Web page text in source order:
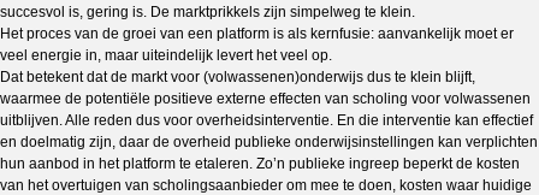
succesvol is, gering is. De marktprikkels zijn simpelweg te klein.
Het proces van de groei van een platform is als kernfusie: aanvankelijk moet er
veel energie in, maar uiteindelijk levert het veel op.
Dat betekent dat de markt voor (volwassenen)onderwijs dus te klein blijft,
waarmee de potentiële positieve externe effecten van scholing voor volwassenen
uitblijven. Alle reden dus voor overheidsinterventie. En die interventie kan effectief
en doelmatig zijn, daar de overheid publieke onderwijsinstellingen kan verplichten
hun aanbod in het platform te etaleren. Zo’n publieke ingreep beperkt de kosten
van het overtuigen van scholingsaanbieder om mee te doen, kosten waar huidige